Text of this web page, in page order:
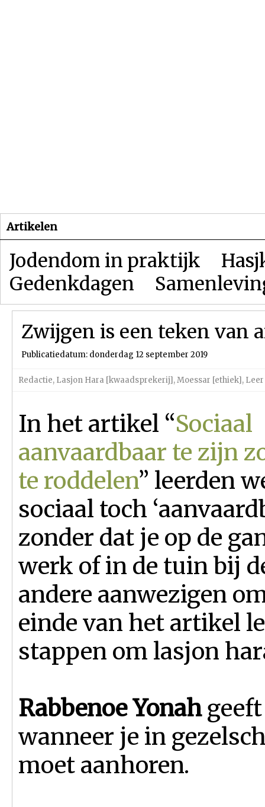
Artikelen
Jodendom in praktijk
Gedenkdagen
Zwijgen is een teken van
Publicatiedatum: donderdag 12 september 2019
Redactie, Lasjon Hara [kwaadsprekerij],Moessar [ethiek],
In het artikel “Sociaal
aanvaardbaar te zijn
te roddelen” leerden
sociaal toch
zonder dat je op de
werk of in de tuin bij
andere aanwezigen
einde van het artikel
stappen om lasjon
Rabbenoe Yonah
wanneer je in
moet aanhoren.